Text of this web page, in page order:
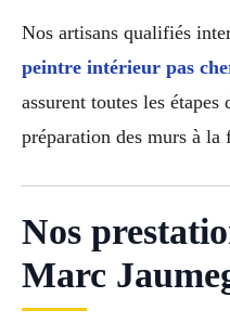
Nos artisans qualifiés
peintre intérieur pas
assurent toutes les
préparation des murs à
Nos
Marc